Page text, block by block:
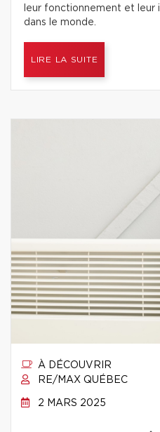
leur fonctionnement et leur
dans le monde.
LIRE LA SUITE
À DÉCOUVRIR
RE/MAX QUÉBEC
2 MARS 2025